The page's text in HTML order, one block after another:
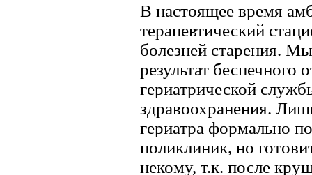
В настоящее время
терапевтический
болезней старения.
результат
гериатрической
здравоохранения.
гериатра формально
поликлиник, но
некому, т.к. после